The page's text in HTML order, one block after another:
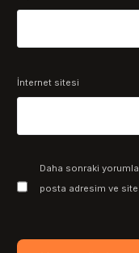
İnternet sitesi
Daha sonraki
posta adresim ve site